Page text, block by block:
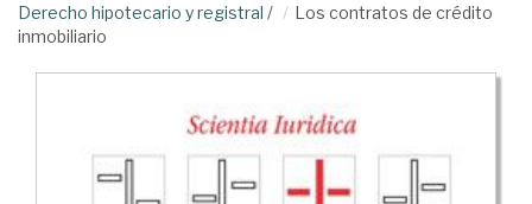
Derecho hipotecario y registral /
Los contratos de crédito
inmobiliario